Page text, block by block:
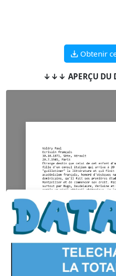
Obtenir
↓↓↓ APERÇU DU